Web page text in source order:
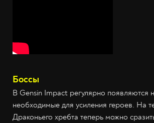
Боссы
В Gensin Impact регулярно появляются
необходимые для усиления героев. На
Драконьего хребта теперь можно